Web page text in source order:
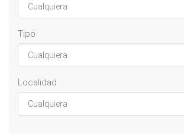
Tipo
Localidad